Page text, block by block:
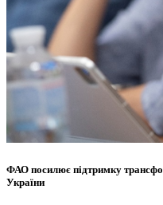
ФАО посилює підтримку
України